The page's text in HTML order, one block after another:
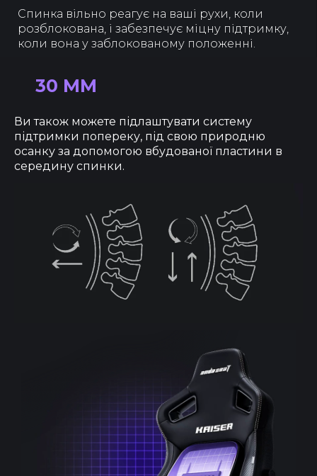
Спинка вільно реагує на ваші рухи, коли
розблокована, і забезпечує міцну підтримку,
коли вона у заблокованому положенні.
30 ММ
Ви також можете підлаштувати систему
підтримки попереку, під свою природню
осанку за допомогою вбудованої пластини в
середину спинки.